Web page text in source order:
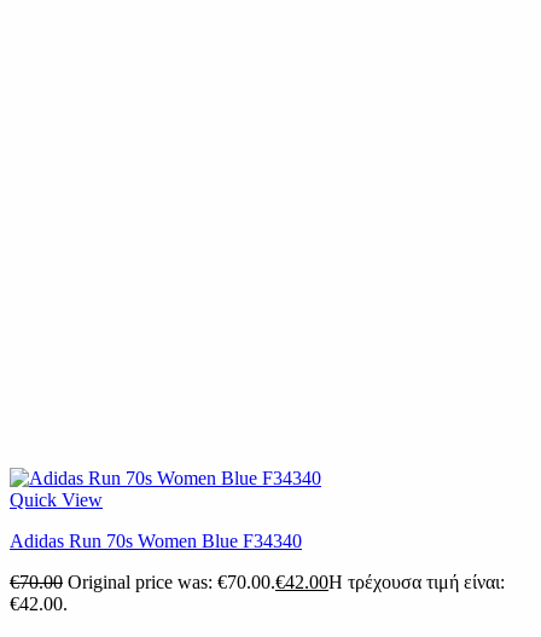
Quick View
Adidas Run 70s Women Blue F34340
€70.00 Original price was: €70.00.€42.00Η τρέχουσα τιμή είναι:
€42.00.